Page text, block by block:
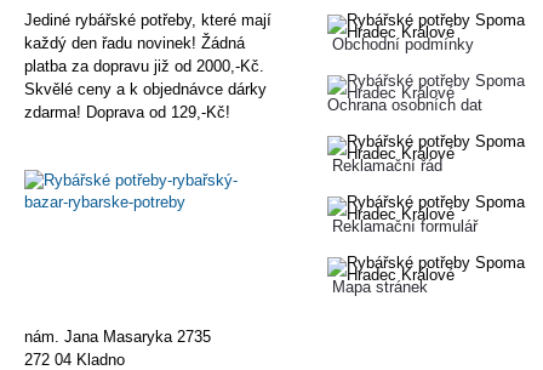
Jediné rybářské potřeby, které mají
každý den řadu novinek! Žádná
platba za dopravu již od 2000,-Kč.
Skvělé ceny a k objednávce dárky
zdarma! Doprava od 129,-Kč!
Obchodní podmínky
Ochrana osobních dat
Reklamační řád
Reklamační formulář
Mapa stránek
nám. Jana Masaryka 2735
272 04 Kladno